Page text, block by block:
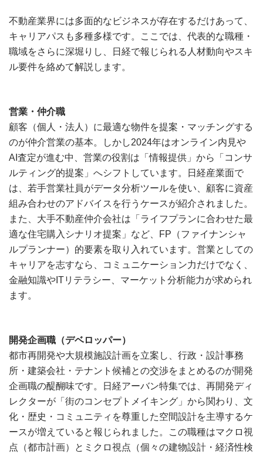
不動産業界には多面的なビジネスが存在するだけあって、
キャリアパスも多種多様です。ここでは、代表的な職種・
職域をさらに深堀りし、日経で報じられる人材動向やスキ
ル要件を絡めて解説します。
営業・仲介職
顧客（個人・法人）に最適な物件を提案・マッチングする
のが仲介営業の基本。しかし2024年はオンライン内見や
AI査定が進む中、営業の役割は「情報提供」から「コンサ
ルティング的提案」へシフトしています。日経産業面で
は、若手営業社員がデータ分析ツールを使い、顧客に資産
組み合わせのアドバイスを行うケースが紹介されました。
また、大手不動産仲介会社は「ライフプランに合わせた最
適な住宅購入シナリオ提案」など、FP（ファイナンシャ
ルプランナー）的要素を取り入れています。営業としての
キャリアを志すなら、コミュニケーション力だけでなく、
金融知識やITリテラシー、マーケット分析能力が求められ
ます。
開発企画職（デベロッパー）
都市再開発や大規模施設計画を立案し、行政・設計事務
所・建築会社・テナント候補との交渉をまとめるのが開発
企画職の醍醐味です。日経アーバン特集では、再開発ディ
レクターが「街のコンセプトメイキング」から関わり、文
化・歴史・コミュニティを尊重した空間設計を主導するケ
ースが増えていると報じられました。この職種はマクロ視
点（都市計画）とミクロ視点（個々の建物設計・経済性検